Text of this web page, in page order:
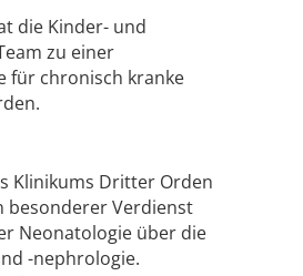
die Kinder- und
zu einer
für chronisch kranke
Klinikums Dritter Orden
besonderer Verdienst
Neonatologie über die
-nephrologie.